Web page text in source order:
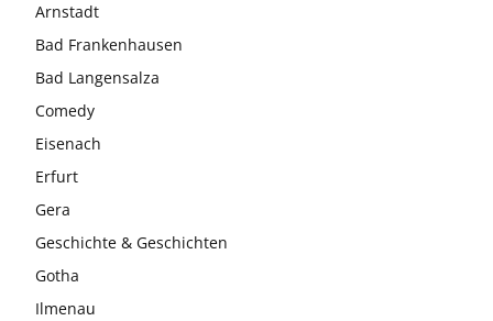
Arnstadt
Bad Frankenhausen
Bad Langensalza
Comedy
Eisenach
Erfurt
Gera
Geschichte & Geschichten
Gotha
Ilmenau